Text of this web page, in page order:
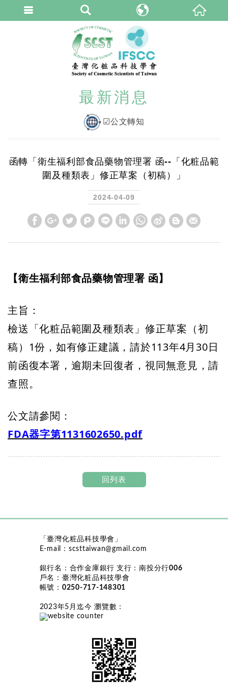
最新消息
☑公文轉知
函轉「衛生福利部食品藥物管理署 函--「化粧品範
圍及種類表」修正草案（初稿）」
2024-04-09
【衛生福利部食品藥物管理署 函】
主旨：
檢送「化粧品範圍及種類表」修正草案（初
稿）1份，如有修正建議，請於113年4月30日
前函復本署，逾期未回復者，視同無意見，請
查照。
公文請參閱 ：
FDA器字第1131602650.pdf
回列表
「臺灣化粧品科技學會」
E-mail： scsttaiwan@gmail.com
銀行名： 合作金庫銀行 支行： 南投分行006
戶名： 臺灣化粧品科技學會
帳號： 0250-717-148301
2023年5月迄今 瀏覽數 ：
繁體中文